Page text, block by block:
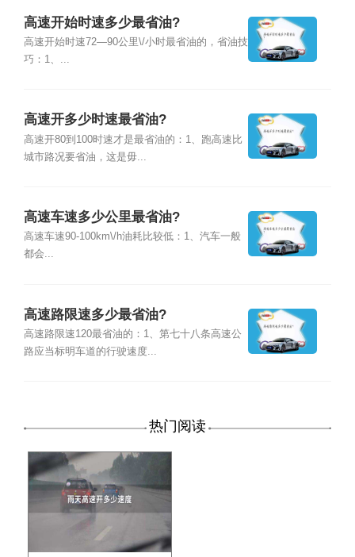
高速开始时速多少最省油?
高速开始时速72—90公里\/小时最省油的，省油技
巧：1、...
高速开多少时速最省油?
高速开80到100时速才是最省油的：1、跑高速比
城市路况要省油，这是毋...
高速车速多少公里最省油?
高速车速90-100km\/h油耗比较低：1、汽车一般
都会...
高速路限速多少最省油?
高速路限速120最省油的：1、第七十八条高速公
路应当标明车道的行驶速度...
热门阅读